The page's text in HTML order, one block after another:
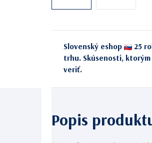
Slovenský eshop
25
trhu. Skúsenosti,
veriť.